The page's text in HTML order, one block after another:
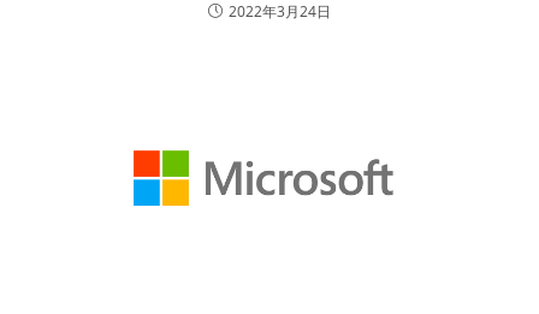
2022年3月24日